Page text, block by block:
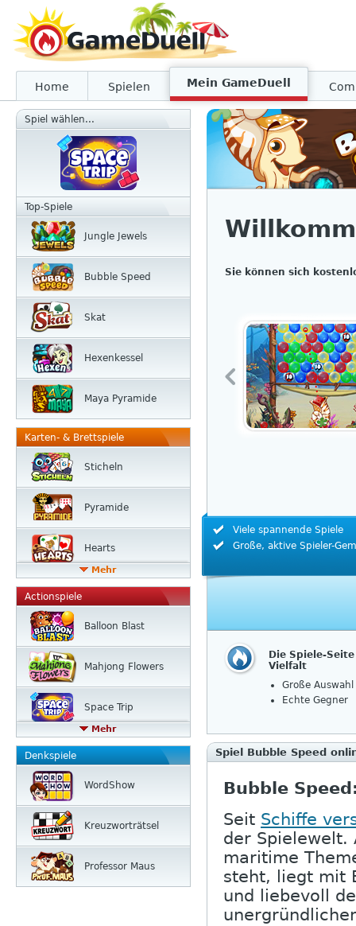
Home Spielen Mein GameDuell
Spiel wählen...
Top-Spiele
Jungle Jewels
Bubble Speed
Skat
Hexen­kessel
Maya Pyramide
Karten- & Brettspiele
Sticheln
Pyramide
Hearts
Mehr
Actionspiele
Balloon Blast
Mahjong Flowers
Space Trip
Mehr
Denkspiele
WordShow
Kreuzwort­rätsel
Professor Maus
Sie können sich
Viele spannende Spiele
Große, aktive Spieler-
Die Spiele-
Vielfalt
Große
Echte Gegner
Spiel Bubble Speed
Bubble
Seit Schiffe
der
maritime
steht, liegt mit
und liebevoll